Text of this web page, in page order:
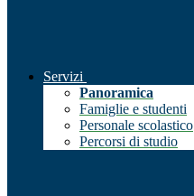
Servizi
Panoramica
Famiglie e studenti
Personale scolastico
Percorsi di studio